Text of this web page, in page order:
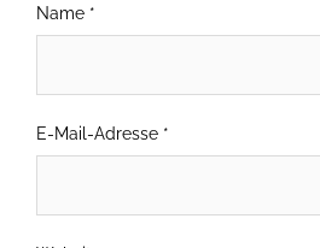
Name *
E-Mail-Adresse *